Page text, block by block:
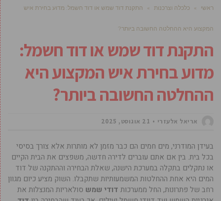
ראשי » כלכלה וצרכנות » התקנת דוד שמש או דוד חשמל: מדוע בחירת איש
המקצוע היא ההחלטה החשובה ביותר?
התקנת דוד שמש או דוד חשמל:
מדוע בחירת איש המקצוע היא
ההחלטה החשובה ביותר?
אריאל אלעזרי 21 אוגוסט, 2025
בעידן המודרני, מים חמים הם כבר מזמן לא מותרות אלא צורך בסיסי
בכל בית. בין אם אתם עוברים לדירה חדשה, משפצים את הבית הקיים
או נתקלים בתקלה במערכת הישנה, שאלת הבחירה וההתקנה של דוד
המים היא אחת ההחלטות המשמעותיות שתקבלו. השוק מציע כיום מגוון
רחב של פתרונות, החל ממערכות דודי שמש סולאריות המנצלות את